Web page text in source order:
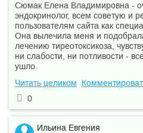
Сюмак Елена Владимировна -
эндокринолог, всем советую и
пользователям сайта как
Она вылечила меня и
лечению тиреотоксикоза,
ни слабости, ни потливости -
ушло.
Читать целиком
0
Ильина Евгения